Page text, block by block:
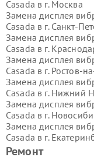
Ремонт
Casada в г. Москва
Замена дисплея
Casada в г. Санкт-
Замена дисплея
Casada в г.
Замена дисплея
Casada в г. Ростов-
Замена дисплея
Casada в г. Нижний
Замена дисплея
Casada в г.
Замена дисплея
Casada в г.
Замена дисплея